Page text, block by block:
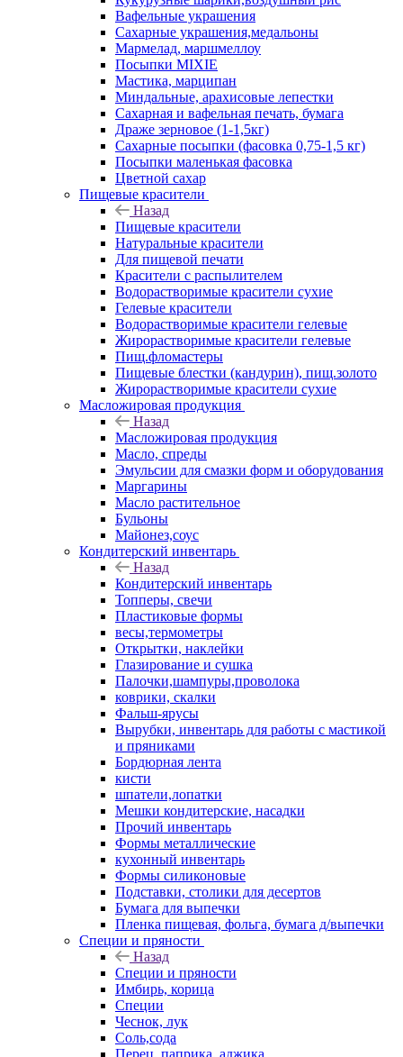
Вафельные украшения
Сахарные украшения,медальоны
Мармелад, маршмеллоу
Посыпки MIXIE
Мастика, марципан
Миндальные, арахисовые лепестки
Сахарная и вафельная печать, бумага
Драже зерновое (1-1,5кг)
Сахарные посыпки (фасовка 0,75-1,5 кг)
Посыпки маленькая фасовка
Цветной сахар
Пищевые красители
Назад
Пищевые красители
Натуральные красители
Для пищевой печати
Красители с распылителем
Водорастворимые красители сухие
Гелевые красители
Водорастворимые красители гелевые
Жирорастворимые красители гелевые
Пищ.фломастеры
Пищевые блестки (кандурин), пищ.золото
Жирорастворимые красители сухие
Масложировая продукция
Назад
Масложировая продукция
Масло, спреды
Эмульсии для смазки форм и оборудования
Маргарины
Масло растительное
Бульоны
Майонез,соус
Кондитерский инвентарь
Назад
Кондитерский инвентарь
Топперы, свечи
Пластиковые формы
весы,термометры
Открытки, наклейки
Глазирование и сушка
Палочки,шампуры,проволока
коврики, скалки
Фальш-ярусы
Вырубки, инвентарь для работы с мастикой
и пряниками
Бордюрная лента
кисти
шпатели,лопатки
Мешки кондитерские, насадки
Прочий инвентарь
Формы металлические
кухонный инвентарь
Формы силиконовые
Подставки, столики для десертов
Бумага для выпечки
Пленка пищевая, фольга, бумага д/выпечки
Специи и пряности
Назад
Специи и пряности
Имбирь, корица
Специи
Чеснок, лук
Соль,сода
Перец, паприка, аджика